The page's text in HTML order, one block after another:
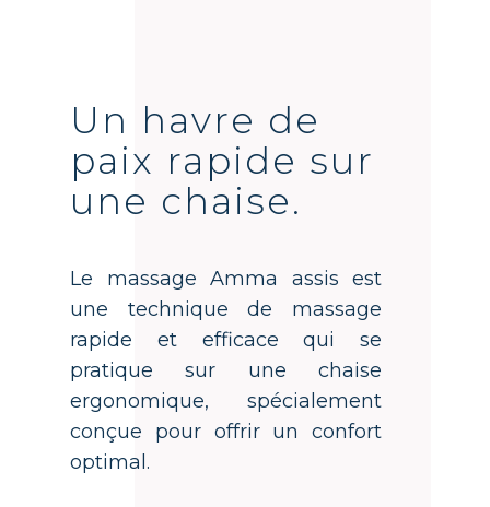
Un havre de
paix rapide sur
une chaise.
Le massage Amma assis est
une technique de massage
rapide et efficace qui se
pratique sur une chaise
ergonomique, spécialement
conçue pour offrir un confort
optimal.